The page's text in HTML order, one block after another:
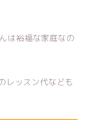
は裕福な家庭なの
レッスン代なども